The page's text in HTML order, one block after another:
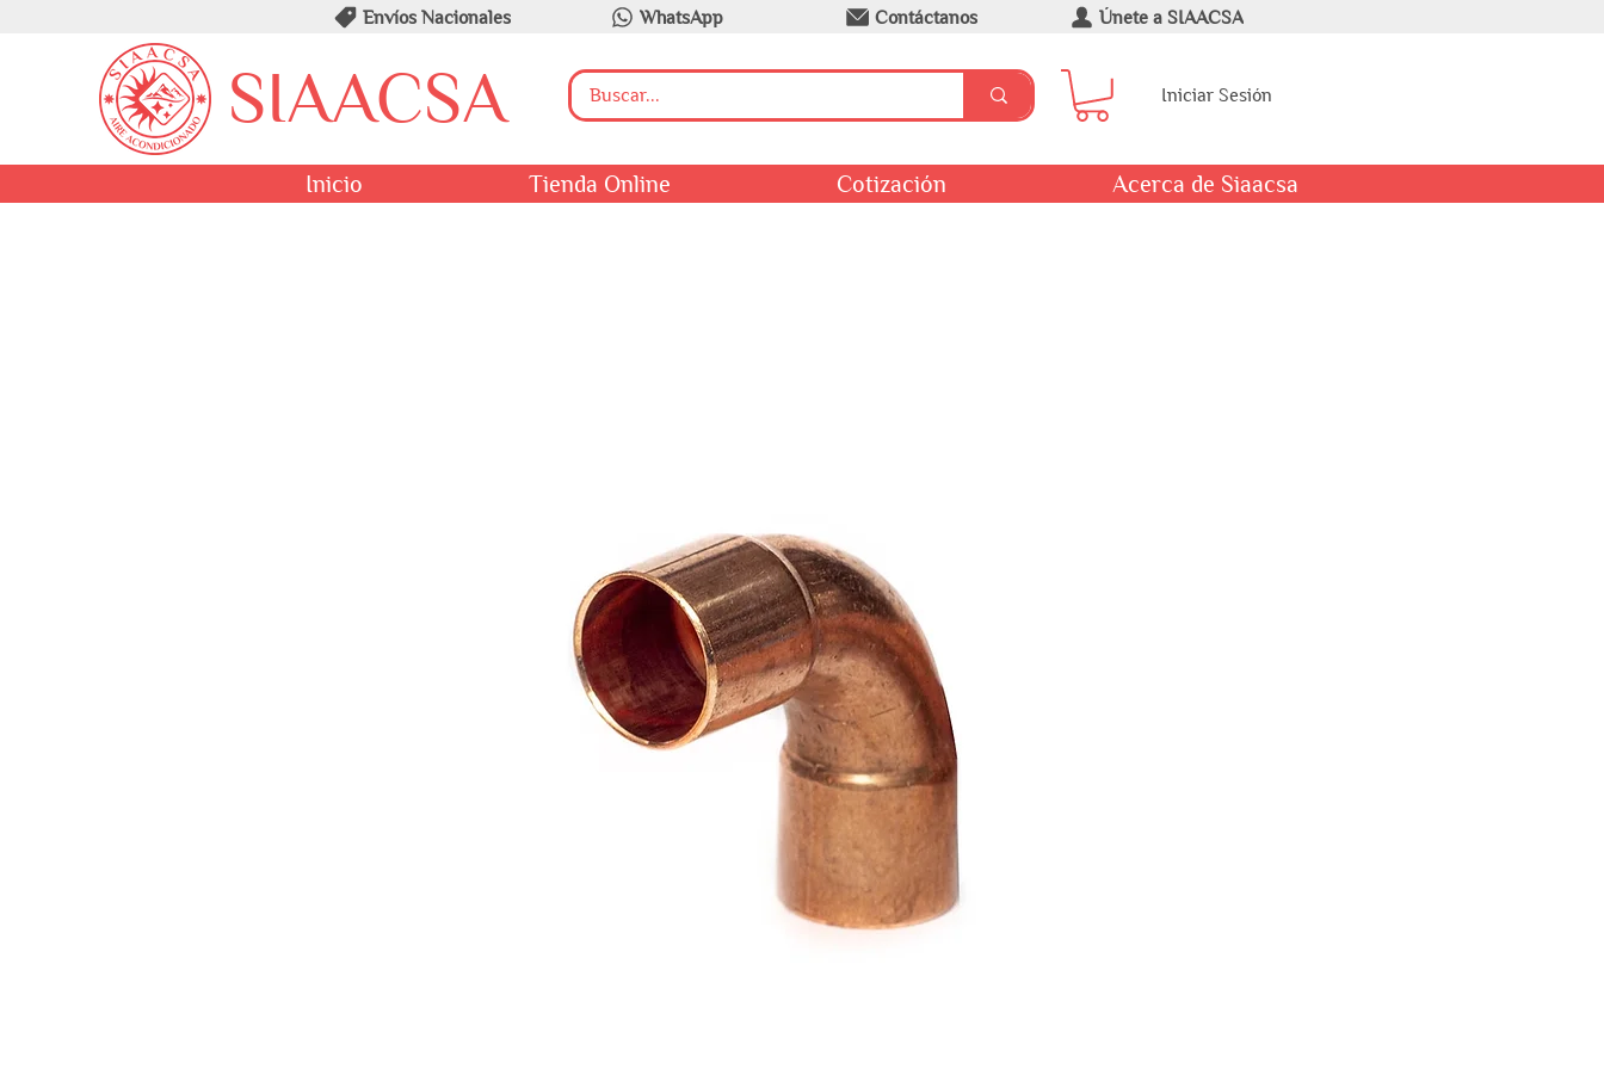
Envíos Nacionales WhatsApp Contáctanos Únete a SIAACSA
SIAACSA Iniciar Sesión
Inicio Tienda Online Cotización Acerca de Siaacsa